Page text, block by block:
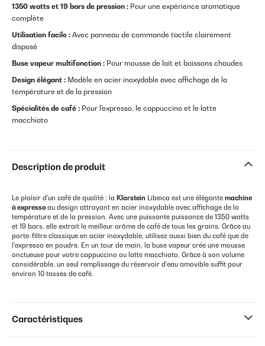
1350 watts et 19 bars de pression : Pour une expérience aromatique
complète
Utilisation facile : Avec panneau de commande tactile clairement
disposé
Buse vapeur multifonction : Pour mousse de lait et boissons chaudes
Design élégant : Modèle en acier inoxydable avec affichage de la
température et de la pression
Spécialités de café : Pour l'expresso, le cappuccino et le latte
macchiato
Description de produit
Le plaisir d'un café de qualité : la Klarstein Libeica est une élégante machine
à expressoau design attrayant en acier inoxydable avec affichage de la
température et de la pression. Avec une puissante puissance de 1350 watts
et 19 bars, elle extrait le meilleur arôme de café de tous les grains. Grâce au
porte-filtre classique en acier inoxydable, utilisez aussi bien du café que de
l'expresso en poudre. En un tour de main, la buse vapeur crée une mousse
onctueuse pour votre cappuccino ou latte macchiato. Grâce à son volume
considérable, un seul remplissage du réservoir d'eau amovible suffit pour
environ 10 tasses de café.
Caractéristiques